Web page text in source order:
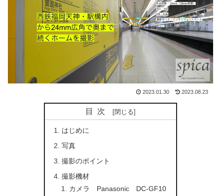
2023.01.30 2023.08.23
目次
はじめに
写真
撮影のポイント
撮影機材
カメラ Panasonic DC-GF10